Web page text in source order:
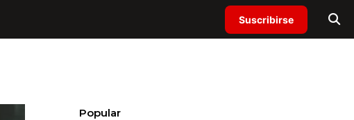
Suscribirse
Popular